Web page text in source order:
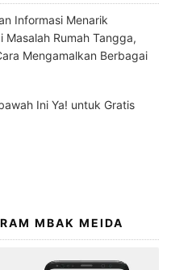
Informasi Menarik
Rumah Tangga,
Mengamalkan Berbagai
Ini Ya! untuk Gratis
MBAK MEIDA